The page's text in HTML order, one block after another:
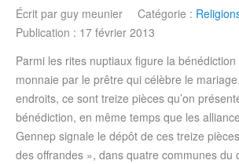
Écrit par guy meunier Catégorie :
Publication : 17 février 2013
Parmi les rites nuptiaux figure la
monnaie par le prêtre qui célèbre le
endroits, ce sont treize pièces qu’on
bénédiction, en même temps que les
Gennep signale le dépôt de ces treize
des offrandes », dans quatre communes du